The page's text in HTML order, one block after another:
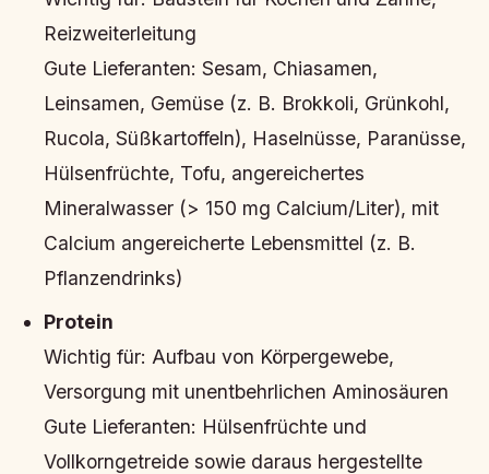
Reizweiterleitung
Gute Lieferanten: Sesam, Chiasamen,
Leinsamen, Gemüse (z. B. Brokkoli, Grünkohl,
Rucola, Süßkartoffeln), Haselnüsse, Paranüsse,
Hülsenfrüchte, Tofu, angereichertes
Mineralwasser (> 150 mg Calcium/Liter), mit
Calcium angereicherte Lebensmittel (z. B.
Pflanzendrinks)
Protein
Wichtig für: Aufbau von Körpergewebe,
Versorgung mit unentbehrlichen Aminosäuren
Gute Lieferanten: Hülsenfrüchte und
Vollkorngetreide sowie daraus hergestellte